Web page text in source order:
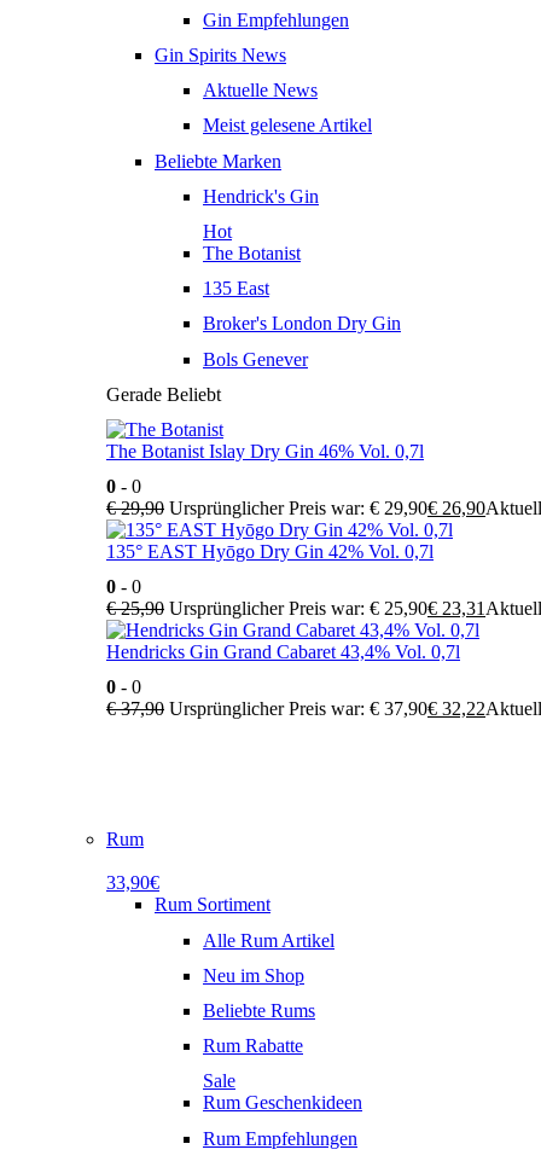
Gin Empfehlungen
Gin Spirits News
Aktuelle News
Meist gelesene Artikel
Beliebte Marken
Hendrick's Gin
Hot
The Botanist
135 East
Broker's London Dry Gin
Bols Genever
Gerade Beliebt
The Botanist Islay Dry Gin 46% Vol. 0,7l
0 - 0
€29,90 Ursprünglicher Preis war: € 29,90€ 26,90
135° EAST Hyōgo Dry Gin 42% Vol. 0,7l
0 - 0
€25,90 Ursprünglicher Preis war: € 25,90€ 23,31
Hendricks Gin Grand Cabaret 43,4% Vol. 0,7l
0 - 0
€37,90 Ursprünglicher Preis war: € 37,90€ 32,22
Rum
33,90€
Rum Sortiment
Alle Rum Artikel
Neu im Shop
Beliebte Rums
Rum Rabatte
Sale
Rum Geschenkideen
Rum Empfehlungen